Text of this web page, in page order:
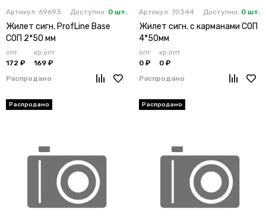
Артикул: 69693 Доступно: 0 шт.
Жилет сигн. ProfLine Base
СОП 2*50 мм
опт
172 ₽
кр.опт
169 ₽
Распродано
Артикул: 70344 Доступно: 0 шт.
Жилет сигн. с карманами СОП
4*50мм
опт
0 ₽
кр.опт
0 ₽
Распродано